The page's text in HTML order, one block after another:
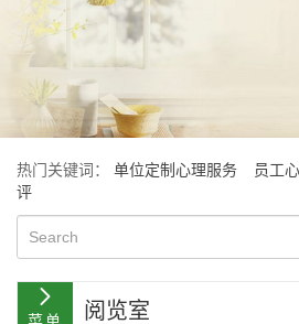
热门关键词： 单位定制心理服务 员工
评
阅览室